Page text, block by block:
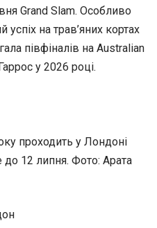
Grand Slam. Особливо
на трав’яних кортах
півфіналів на Australian
у 2026 році.
проходить у Лондоні
до 12 липня. Фото: Арата